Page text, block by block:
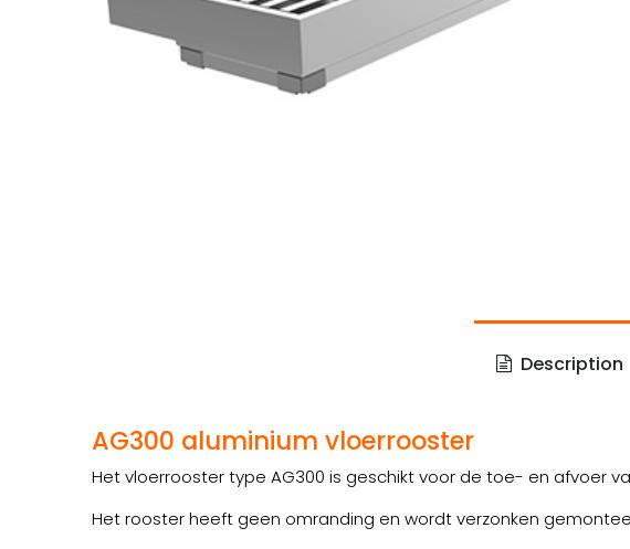
Description
AG300 aluminium vloerrooster
Het vloerrooster type AG300 is geschikt voor de toe- en afvoer
Het rooster heeft geen omranding en wordt verzonken